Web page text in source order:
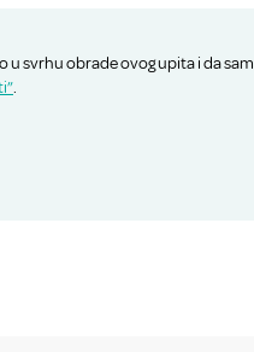
svrhu obrade ovog upita i da sam
.